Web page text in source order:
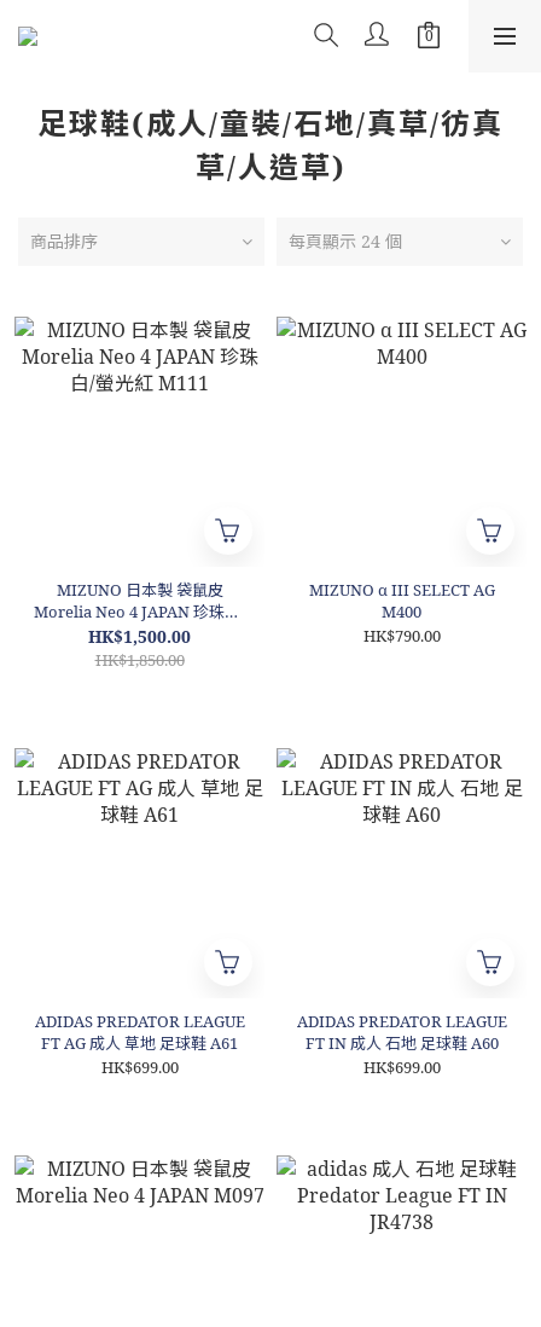
足球鞋(成人/童裝/石地/真草/彷真
草/人造草)
商品排序 每頁顯示 24 個
MIZUNO 日本製 袋鼠皮
Morelia Neo 4 JAPAN 珍珠白/
螢光紅 M111
HK$1,500.00
HK$1,850.00
MIZUNO α III SELECT AG
M400
HK$790.00
ADIDAS PREDATOR LEAGUE
FT AG 成人 草地 足球鞋 A61
HK$699.00
ADIDAS PREDATOR LEAGUE
FT IN 成人 石地 足球鞋 A60
HK$699.00